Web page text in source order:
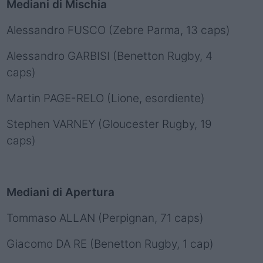
Mediani di Mischia
Alessandro FUSCO (Zebre Parma, 13 caps)
Alessandro GARBISI (Benetton Rugby, 4
caps)
Martin PAGE-RELO (Lione, esordiente)
Stephen VARNEY (Gloucester Rugby, 19
caps)
Mediani di Apertura
Tommaso ALLAN (Perpignan, 71 caps)
Giacomo DA RE (Benetton Rugby, 1 cap)